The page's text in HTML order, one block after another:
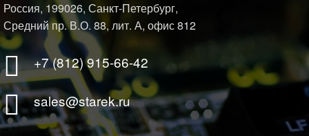
Россия, 199026, Санкт-Петербург,
Средний пр. В.О. 88, лит. А, офис 812
+7 (812) 915-66-42
sales@starek.ru